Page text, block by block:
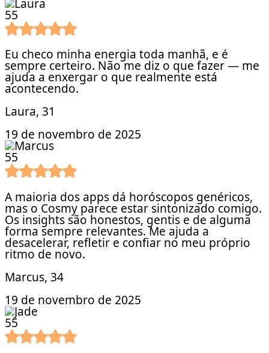
55
Eu checo minha energia toda manhã, e é
sempre certeiro. Não me diz o que fazer — me
ajuda a enxergar o que realmente está
acontecendo.
Laura, 31
19 de novembro de 2025
55
A maioria dos apps dá horóscopos genéricos,
mas o Cosmy parece estar sintonizado comigo.
Os insights são honestos, gentis e de alguma
forma sempre relevantes. Me ajuda a
desacelerar, refletir e confiar no meu próprio
ritmo de novo.
Marcus, 34
19 de novembro de 2025
55